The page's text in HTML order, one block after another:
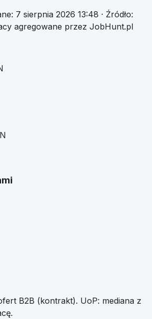
7 sierpnia 2026 13:48 · Źródło:
agregowane przez JobHunt.pl
B2B (kontrakt). UoP: mediana z